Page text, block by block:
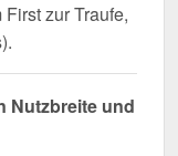
zur Traufe,
Nutzbreite und